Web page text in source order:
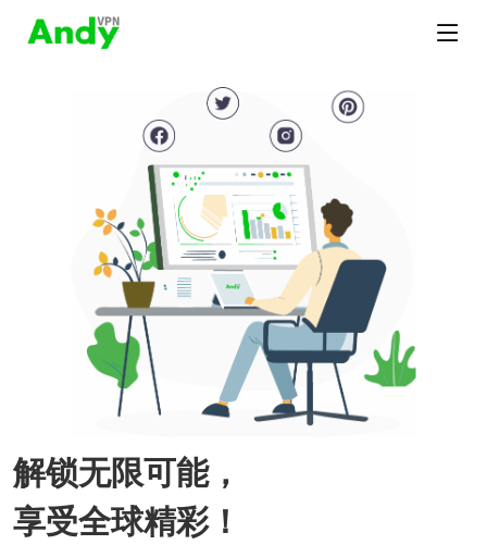
解锁无限可能，
享受全球精彩！